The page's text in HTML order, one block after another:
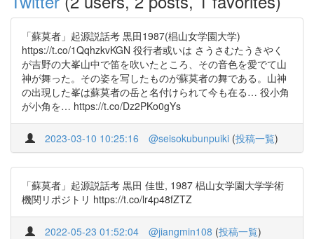
「蘇莫者」起源説話考 黒田1987(椙山女学園大学)
https://t.co/1QqhzkvKGN 役行者或いは さうさむたうきやく
が吉野の大峯山中で笛を吹いたところ、その音色を愛でて山
神が舞った。その姿を写したものが蘇莫者の舞である。山神
の出現した峯は蘇莫者の岳と名付けられて今も在る… 役小角
が小角を… https://t.co/Dz2PKo0gYs
2023-03-10 10:25:16 @seisokubunpuiki (投稿一覧)
「蘇莫者」起源説話考 黒田 佳世, 1987 椙山女学園大学学術
機関リポジトリ https://t.co/lr4p48fZTZ
2022-05-23 01:52:04 @jiangmin108 (投稿一覧)